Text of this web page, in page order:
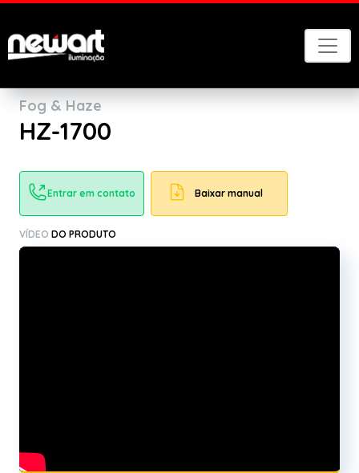
Fog & Haze
HZ-1700
Entrar em contato Baixar manual
VÍDEO DO PRODUTO